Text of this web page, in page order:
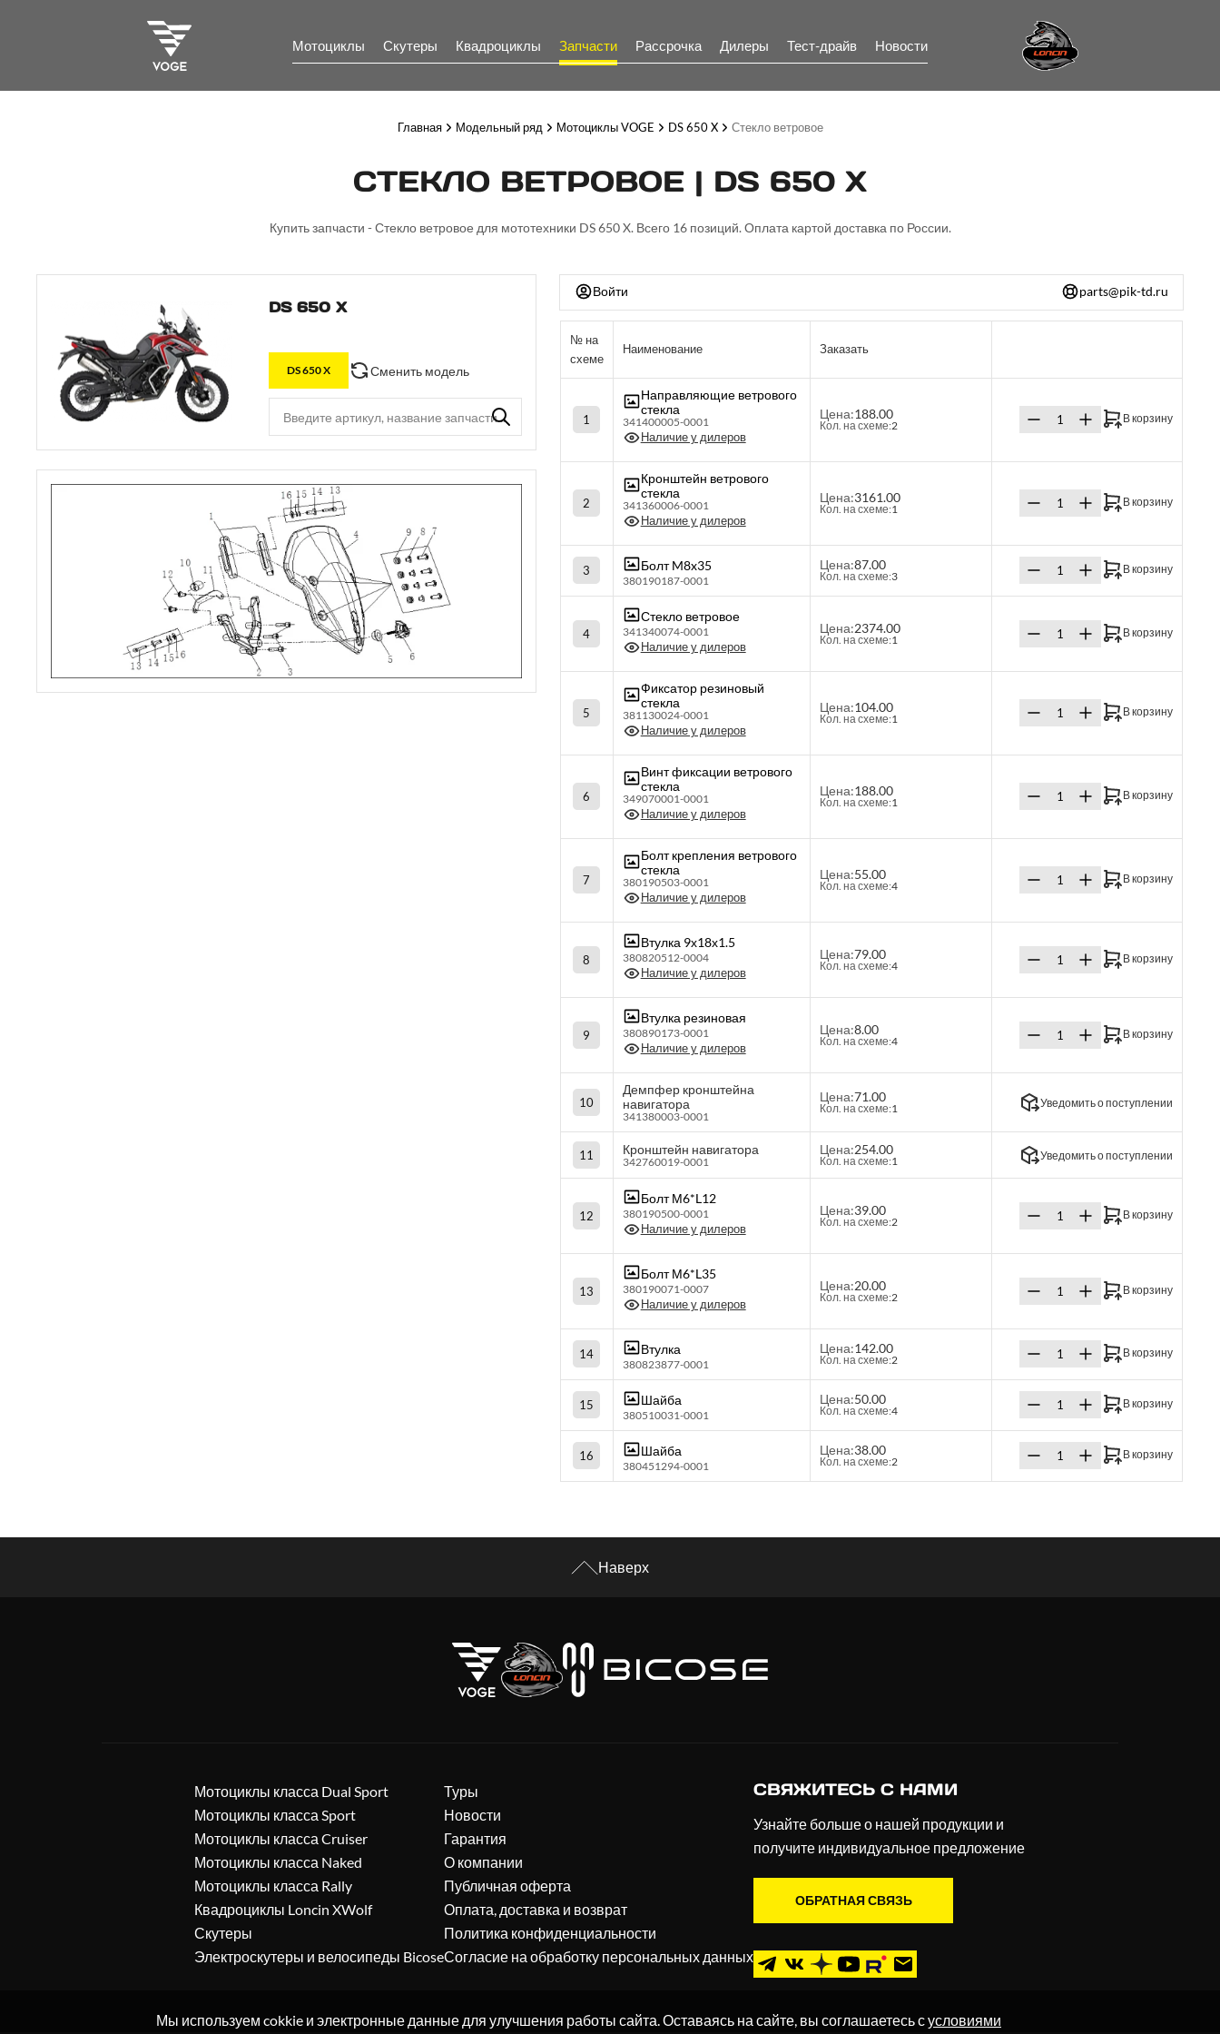
Мотоциклы Скутеры Квадроциклы Запчасти Рассрочка Дилеры Тест-драйв Новости
Главная Модельный ряд Мотоциклы VOGE DS 650 X Стекло ветровое
СТЕКЛО ВЕТРОВОЕ | DS 650 X
Купить запчасти - Стекло ветровое для мототехники DS 650 X. Всего 16 позиций. Оплата картой доставка по России.
DS 650 X
DS 650 X Сменить модель
Войти parts@pik-td.ru
№ на
схеме
Наименование Заказать
1
Направляющие ветрового
стекла
341400005-0001
Наличие у дилеров
Цена:188.00
Кол. на схеме:2
В корзину
2
Кронштейн ветрового
стекла
341360006-0001
Наличие у дилеров
Цена:3161.00
Кол. на схеме:1
В корзину
3 Болт M8x35
380190187-0001
Цена:87.00
Кол. на схеме:3
В корзину
4
Стекло ветровое
341340074-0001
Наличие у дилеров
Цена:2374.00
Кол. на схеме:1
В корзину
5
Фиксатор резиновый
стекла
381130024-0001
Наличие у дилеров
Цена:104.00
Кол. на схеме:1
В корзину
6
Винт фиксации ветрового
стекла
349070001-0001
Наличие у дилеров
Цена:188.00
Кол. на схеме:1
В корзину
7
Болт крепления ветрового
стекла
380190503-0001
Наличие у дилеров
Цена:55.00
Кол. на схеме:4
В корзину
8
Втулка 9х18х1.5
380820512-0004
Наличие у дилеров
Цена:79.00
Кол. на схеме:4
В корзину
9
Втулка резиновая
380890173-0001
Наличие у дилеров
Цена:8.00
Кол. на схеме:4
В корзину
10
Демпфер кронштейна
навигатора
341380003-0001
Цена:71.00
Кол. на схеме:1 Уведомить о поступлении
11 Кронштейн навигатора
342760019-0001
Цена:254.00
Кол. на схеме:1 Уведомить о поступлении
12
Болт М6*L12
380190500-0001
Наличие у дилеров
Цена:39.00
Кол. на схеме:2
В корзину
13
Болт М6*L35
380190071-0007
Наличие у дилеров
Цена:20.00
Кол. на схеме:2
В корзину
14 Втулка
380823877-0001
Цена:142.00
Кол. на схеме:2
В корзину
15 Шайба
380510031-0001
Цена:50.00
Кол. на схеме:4
В корзину
16 Шайба
380451294-0001
Цена:38.00
Кол. на схеме:2
В корзину
Наверх
Мотоциклы класса Dual Sport
Мотоциклы класса Sport
Мотоциклы класса Cruiser
Мотоциклы класса Naked
Мотоциклы класса Rally
Квадроциклы Loncin XWolf
Скутеры
Электроскутеры и велосипеды Bicose
Туры
Новости
Гарантия
О компании
Публичная оферта
Оплата, доставка и возврат
Политика конфиденциальности
Согласие на обработку персональных данных
СВЯЖИТЕСЬ С НАМИ
Узнайте больше о нашей продукции и
получите индивидуальное предложение
ОБРАТНАЯ СВЯЗЬ
Мы используем cokkie и электронные данные для улучшения работы сайта. Оставаясь на сайте, вы соглашаетесь сусловиями